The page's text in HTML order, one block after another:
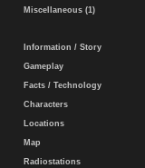
Miscellaneous (1)
Information / Story
Gameplay
Facts / Technology
Characters
Locations
Map
Radiostations